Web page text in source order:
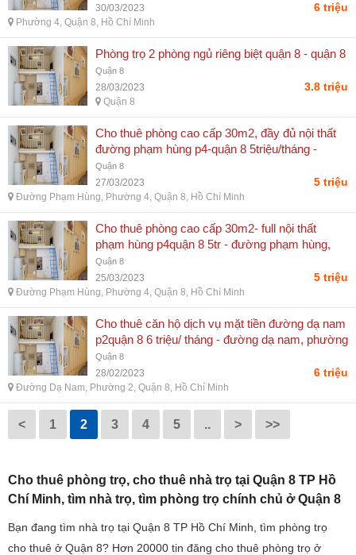
30/03/2023 6 triệu
Phường 4, Quận 8, Hồ Chí Minh
Phòng trọ 2 phòng ngủ riêng biệt quận 8 - quận 8
Quận 8
28/03/2023 3.8 triệu
Quận 8
Cho thuê phòng cao cấp 30m2, đầy đủ nội thất
đường phạm hùng p4-quận 8 5triệu/tháng -
đường phạm hùng, phường 4, quận 8, hồ chí
minh
Quận 8
27/03/2023 5 triệu
Đường Phạm Hùng, Phường 4, Quận 8, Hồ Chí Minh
Cho thuê phòng cao cấp 30m2- full nội thất
phạm hùng p4quận 8 5tr - đường phạm hùng,
phường 4, quận 8, hồ chí minh
Quận 8
25/03/2023 5 triệu
Đường Phạm Hùng, Phường 4, Quận 8, Hồ Chí Minh
Cho thuê căn hộ dịch vụ mặt tiền đường dạ nam
p2quận 8 6 triệu/ tháng - đường dạ nam, phường
2, quận 8, hồ chí minh
Quận 8
28/02/2023 6 triệu
Đường Dạ Nam, Phường 2, Quận 8, Hồ Chí Minh
< 1 2 3 4 5 .. > >>
Cho thuê phòng trọ, cho thuê nhà trọ tại Quận 8 TP Hồ
Chí Minh, tìm nhà trọ, tìm phòng trọ chính chủ ở Quận 8
Bạn đang tìm nhà trọ tại Quận 8 TP Hồ Chí Minh, tìm phòng trọ
cho thuê ở Quận 8? Hơn 20000 tin đăng cho thuê phòng trọ ở